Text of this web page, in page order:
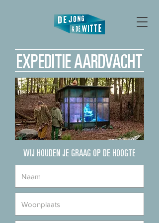
EXPEDITIE AARDVACHT
WIJ HOUDEN JE GRAAG OP DE HOOGTE